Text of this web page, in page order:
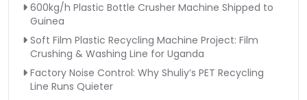
600kg/h Plastic Bottle Crusher Machine Shipped to
Guinea
Soft Film Plastic Recycling Machine Project: Film
Crushing & Washing Line for Uganda
Factory Noise Control: Why Shuliy’s PET Recycling
Line Runs Quieter